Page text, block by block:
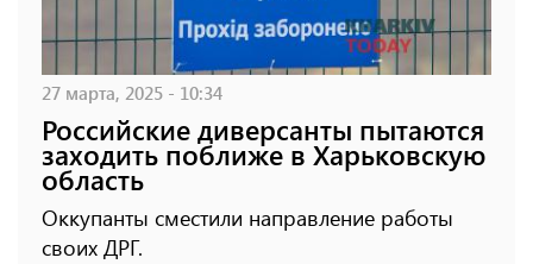
27 марта, 2025 - 10:34
Российские диверсанты пытаются
заходить поближе в Харьковскую
область
Оккупанты сместили направление работы
своих ДРГ.